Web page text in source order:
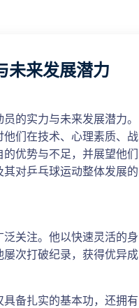
未来发展潜力
的实力与未来发展潜力。
们在技术、心理素质、战
优势与不足，并展望他们
对乒乓球运动整体发展的
关注。他以快速灵活的身
次打破纪录，获得优异成
备扎实的基本功，还拥有